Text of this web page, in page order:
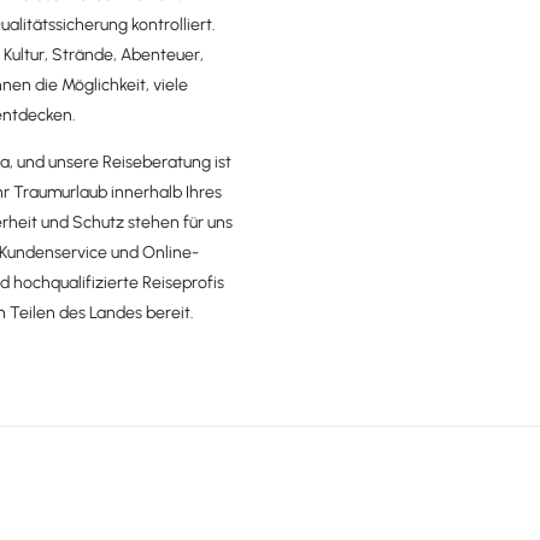
kontrolliert.
Strände, Abenteuer,
die Möglichkeit, viele
und unsere Reiseberatung ist
Traumurlaub innerhalb Ihres
und Schutz stehen für uns
und Online-
hochqualifizierte Reiseprofis
des Landes bereit.